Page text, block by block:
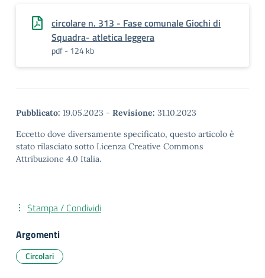
circolare n. 313 - Fase comunale Giochi di
Squadra- atletica leggera
pdf - 124 kb
Pubblicato: 19.05.2023 - Revisione: 31.10.2023
Eccetto dove diversamente specificato, questo articolo è
stato rilasciato sotto Licenza Creative Commons
Attribuzione 4.0 Italia.
Stampa / Condividi
Argomenti
Circolari